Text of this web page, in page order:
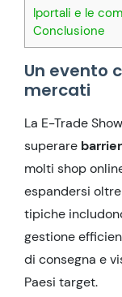
Iportali e le
Conclusione
Un evento
mercati
La E-Trade
superare
molti shop
espandersi
tipiche
gestione
di consegna e
Paesi target.